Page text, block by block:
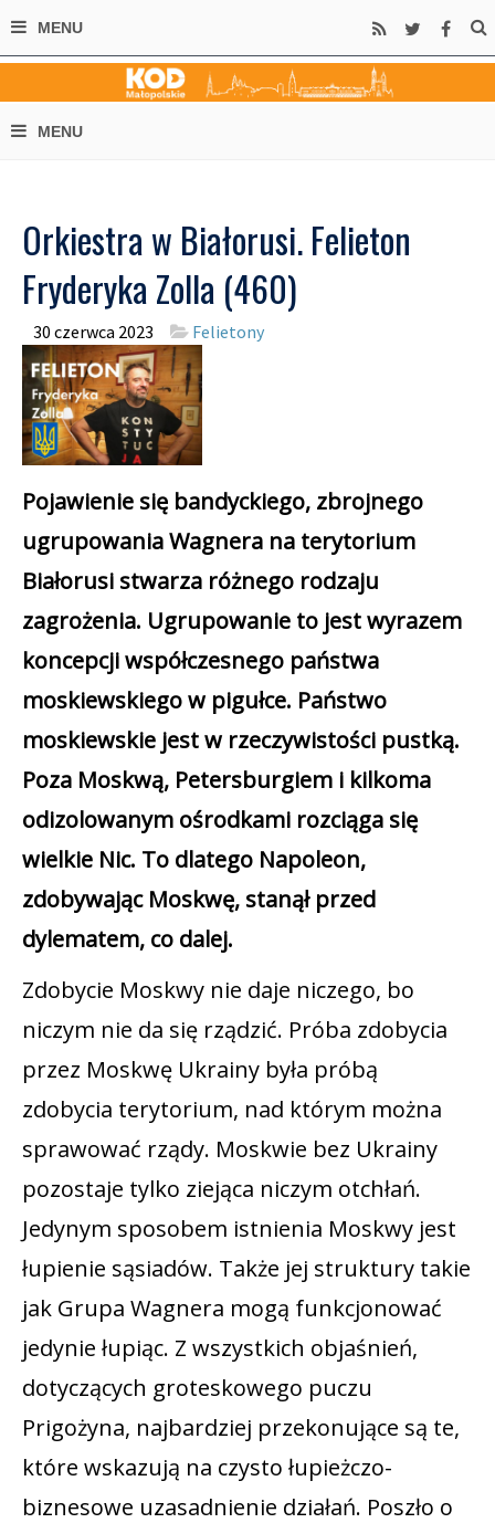
Orkiestra w Białorusi. Felieton
Fryderyka Zolla (460)
30 czerwca 2023 Felietony
Pojawienie się bandyckiego, zbrojnego
ugrupowania Wagnera na terytorium
Białorusi stwarza różnego rodzaju
zagrożenia. Ugrupowanie to jest wyrazem
koncepcji współczesnego państwa
moskiewskiego w pigułce. Państwo
moskiewskie jest w rzeczywistości pustką.
Poza Moskwą, Petersburgiem i kilkoma
odizolowanym ośrodkami rozciąga się
wielkie Nic. To dlatego Napoleon,
zdobywając Moskwę, stanął przed
dylematem, co dalej.
Zdobycie Moskwy nie daje niczego, bo
niczym nie da się rządzić. Próba zdobycia
przez Moskwę Ukrainy była próbą
zdobycia terytorium, nad którym można
sprawować rządy. Moskwie bez Ukrainy
pozostaje tylko ziejąca niczym otchłań.
Jedynym sposobem istnienia Moskwy jest
łupienie sąsiadów. Także jej struktury takie
jak Grupa Wagnera mogą funkcjonować
jedynie łupiąc. Z wszystkich objaśnień,
dotyczących groteskowego puczu
Prigożyna, najbardziej przekonujące są te,
które wskazują na czysto łupieżczo-
biznesowe uzasadnienie działań. Poszło o